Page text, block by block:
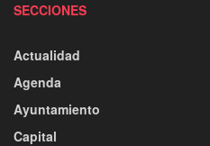
SECCIONES
Actualidad
Agenda
Ayuntamiento
Capital